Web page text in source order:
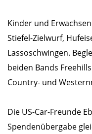
Kinder und
Stiefel-Zielwurf,
Lassoschwingen.
beiden Bands
Country- und
Die US-Car-Freunde
Spendenübergabe